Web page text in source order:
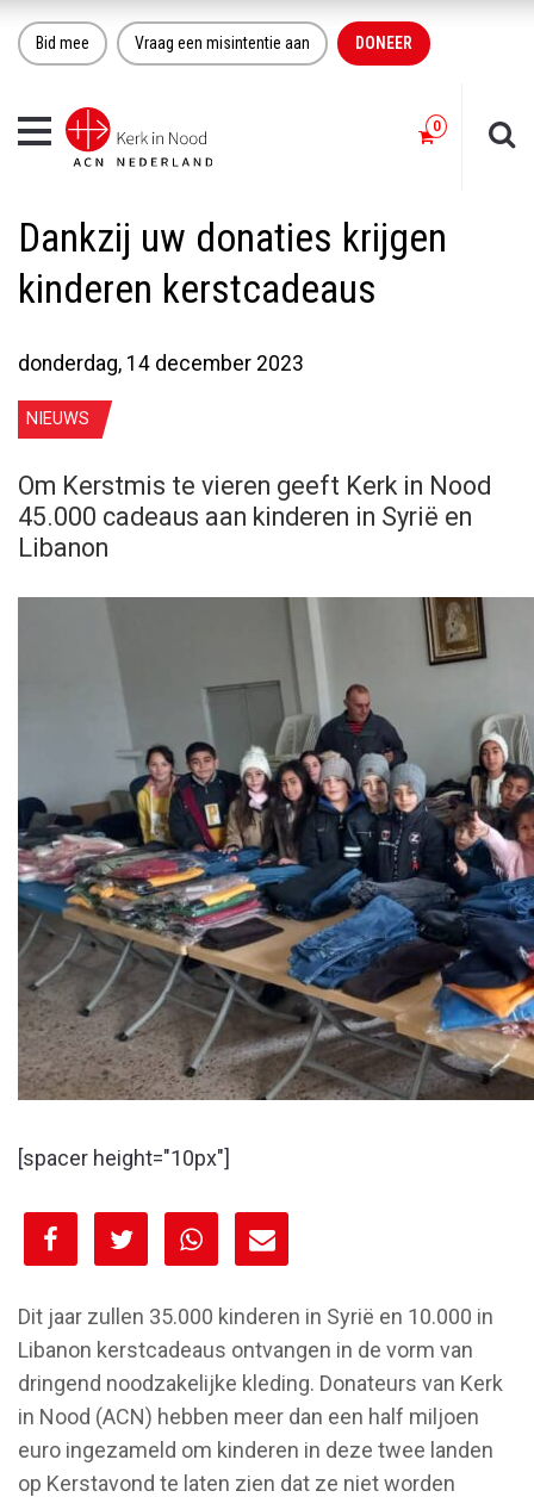
Bid mee Vraag een misintentie aan DONEER
Toggle
navigation
Dankzij uw donaties krijgen
kinderen kerstcadeaus
donderdag, 14 december 2023
NIEUWS
Om Kerstmis te vieren geeft Kerk in Nood
45.000 cadeaus aan kinderen in Syrië en
Libanon
[spacer height="10px"]
[spacer height="10px"]
Dit jaar zullen 35.000 kinderen in Syrië en 10.000 in
Libanon kerstcadeaus ontvangen in de vorm van
dringend noodzakelijke kleding. Donateurs van Kerk
in Nood (ACN) hebben meer dan een half miljoen
euro ingezameld om kinderen in deze twee landen
op Kerstavond te laten zien dat ze niet worden